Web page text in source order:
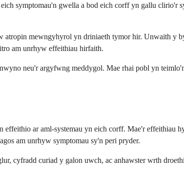
symptomau'n gwella a bod eich corff yn gallu
mewngyhyrol yn driniaeth tymor hir. Unwaith y
am unrhyw effeithiau hirfaith.
neu'r argyfwng meddygol. Mae rhai pobl yn
ar aml-systemau yn eich corff. Mae'r effeithiau
am unrhyw symptomau sy'n peri pryder.
cyfradd curiad y galon uwch, ac anhawster wrth